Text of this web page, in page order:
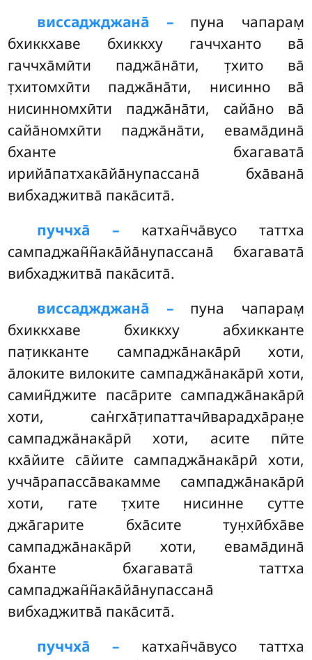
виссаджджана̄ –пуна чапарам̣
бхиккхаве бхиккху гаччханто ва̄
гаччха̄мӣти паджа̄на̄ти, т̣хито ва̄
т̣хитомхӣти паджа̄на̄ти, нисинно ва̄
нисинномхӣти паджа̄на̄ти, сайа̄но ва̄
сайа̄номхӣти паджа̄на̄ти, евама̄дина̄
бханте бхагавата̄
ирийа̄патхака̄йа̄нупассана̄ бха̄вана̄
вибхаджитва̄ пака̄сита̄.
пуччха̄ –катхан̃ча̄вусо таттха
сампаджан̃н̃ака̄йа̄нупассана̄ бхагавата̄
вибхаджитва̄ пака̄сита̄.
виссаджджана̄ –пуна чапарам̣
бхиккхаве бхиккху абхикканте
пат̣икканте сампаджа̄нака̄рӣ хоти,
а̄локите вилоките сампаджа̄нака̄рӣ хоти,
самин̃джите паса̄рите сампаджа̄нака̄рӣ
хоти, сан̇гха̄т̣ипаттачӣварадха̄ран̣е
сампаджа̄нака̄рӣ хоти, асите пӣте
кха̄йите са̄йите сампаджа̄нака̄рӣ хоти,
учча̄рапасса̄вакамме сампаджа̄нака̄рӣ
хоти, гате т̣хите нисинне сутте
джа̄гарите бха̄сите тун̣хӣбха̄ве
сампаджа̄нака̄рӣ хоти, евама̄дина̄
бханте бхагавата̄ таттха
сампаджан̃н̃ака̄йа̄нупассана̄
вибхаджитва̄ пака̄сита̄.
пуччха̄ –катхан̃ча̄вусо таттха